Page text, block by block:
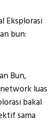
Eksplorasi
bun:
Bun,
luas
bakal
sama